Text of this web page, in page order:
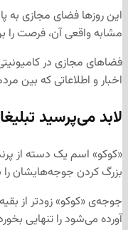
این روزها فضای مجازی به
مشابه واقعی آن، فرصت را
فضاهای مجازی در
اخبار و اطلاعاتی که بین
لابد می‌پرسید
«کوکو» اسم یک دسته از
بزرگ کردن جوجه‌هایشان
جوجه‌ی «کوکو» زودتر از
آورده می‌شود را تنهایی